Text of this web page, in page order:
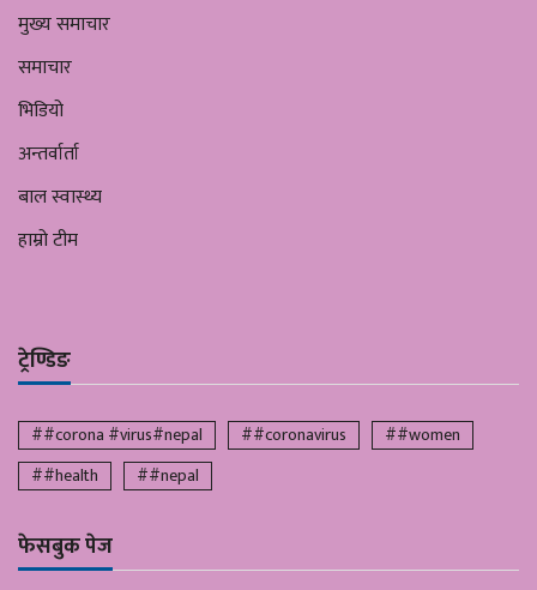
मुख्य समाचार
समाचार
भिडियो
अन्तर्वार्ता
बाल स्वास्थ्य
हाम्रो टीम
ट्रेण्डिङ
##corona #virus#nepal ##coronavirus
##women
##health
##nepal
फेसबुक पेज